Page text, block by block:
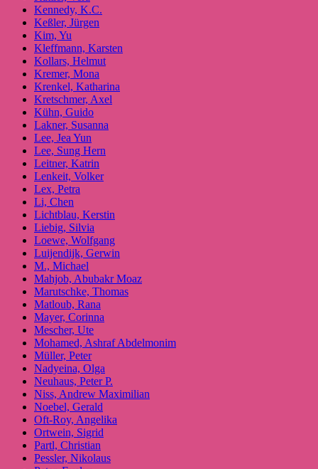
Kennedy, K.C.
Keßler, Jürgen
Kim, Yu
Kleffmann, Karsten
Kollars, Helmut
Kremer, Mona
Krenkel, Katharina
Kretschmer, Axel
Kühn, Guido
Lakner, Susanna
Lee, Jea Yun
Lee, Sung Hern
Leitner, Katrin
Lenkeit, Volker
Lex, Petra
Li, Chen
Lichtblau, Kerstin
Liebig, Silvia
Loewe, Wolfgang
Luijendijk, Gerwin
M., Michael
Mahjob, Abubakr Moaz
Marutschke, Thomas
Matloub, Rana
Mayer, Corinna
Mescher, Ute
Mohamed, Ashraf Abdelmonim
Müller, Peter
Nadyeina, Olga
Neuhaus, Peter P.
Niss, Andrew Maximilian
Noebel, Gerald
Oft-Roy, Angelika
Ortwein, Sigrid
Partl, Christian
Pessler, Nikolaus